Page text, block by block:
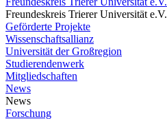
Freundeskreis Trierer Universität e.V.
Geförderte Projekte
Wissenschaftsallianz
Universität der Großregion
Studierendenwerk
Mitgliedschaften
News
News
Forschung